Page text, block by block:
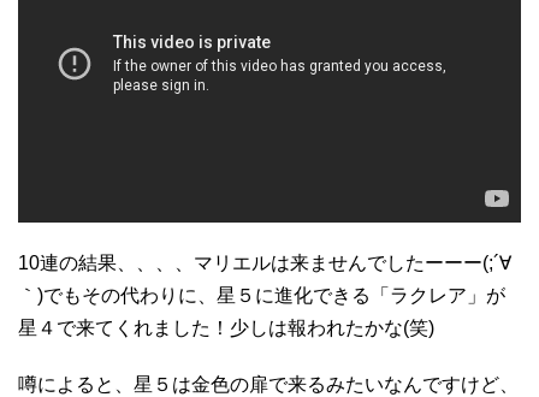
10連の結果、、、、マリエルは来ませんでしたーーー(;´∀
｀)でもその代わりに、星５に進化できる「ラクレア」が
星４で来てくれました！少しは報われたかな(笑)
噂によると、星５は金色の扉で来るみたいなんですけど、